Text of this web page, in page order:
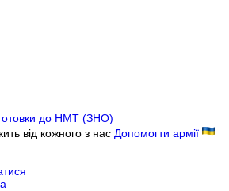
до НМТ (ЗНО)
від кожного з нас Допомогти армії